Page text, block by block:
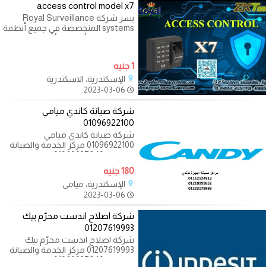
access control model x7
يسر شركة Royal Surveillance
systems المتخصصة في جميع أنظمة
الاتصالات و الأنظمة الأمنية ولديها
1 جنيه
الإسكندرية، الاسكندرية
شركة صيانة كاندي ميامي
01096922100
شركة صيانة كاندي ميامي
01096922100 مركز الخدمة والصيانة
01092279973 خدمة
180 جنيه
الإسكندرية، ميامي
شركة اصلاح اندست محرّم بيك
01207619993
شركة اصلاح اندست محرّم بيك
01207619993 مركز الخدمة والصيانة